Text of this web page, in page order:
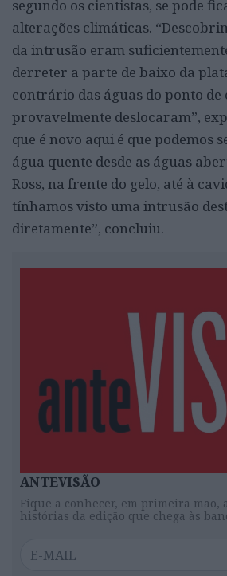
segundo os cientistas, se pode
alterações climáticas.
da intrusão eram
derreter a parte de baixo da
contrário das águas do ponto de
provavelmente deslocaram”,
que é novo aqui é que podemos
água quente desde as águas
Ross, na frente do gelo, até à
tínhamos visto uma intrusão
diretamente”, concluiu.
ANTEVISÃO
Fique a conhecer, em primeira mão,
histórias da edição que chega às